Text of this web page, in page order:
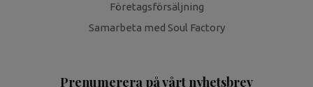
Företagsförsäljning
Samarbeta med Soul Factory
Prenumerera på vårt nyhetsbrev